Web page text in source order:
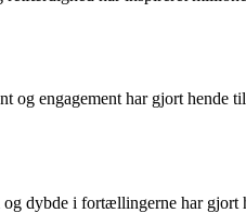
og engagement har gjort hende
dybde i fortællingerne har gjort